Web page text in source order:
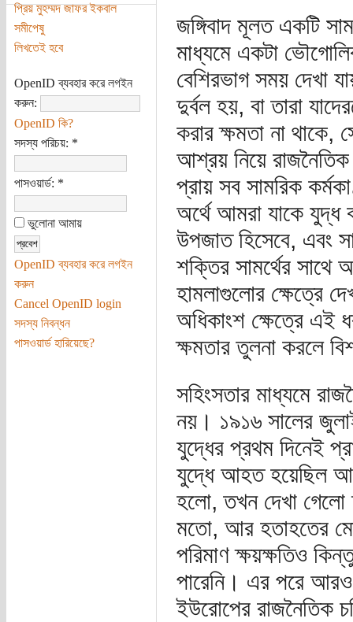
প্রিয় মুহম্মদ জাফর ইকবাল
সমীপেষু
লিখতেই হবে
OpenID ব্যবহার করে লগইন
করুন:
OpenID কি?
সদস্য পরিচয়: *
পাসওয়ার্ড: *
ভুলোনা আমায়
OpenID ব্যবহার করে লগইন
করুন
Cancel OpenID login
সদস্য নিবন্ধন
পাসওয়ার্ড হারিয়েছে?
জঙ্গিবাদ মূলত একটি
মাধ্যমে একটা
বেশিরভাগ সময় দেখা
দুর্বল হয়, বা তারা
করার ক্ষমতা না থাকে,
আশ্রয় নিয়ে রাজনৈতিক
প্রায় সব সামরিক
অর্থে আমরা যাকে যুদ্ধ
উপজাত হিসেবে, এবং
শক্তির সামর্থের সাথে
হামলাগুলোর ক্ষেত্রে
অধিকাংশ ক্ষেত্রে এই
ক্ষমতার তুলনা করলে
সহিংসতার মাধ্যমে
নয়। ১৯১৬ সালের
যুদ্ধের প্রথম দিনেই
যুদ্ধে আহত হয়েছিল
হলো, তখন দেখা গেলো
মতো, আর হতাহতের
পরিমাণ ক্ষয়ক্ষতিও
পারেনি। এর পরে
ইউরোপের রাজনৈতিক